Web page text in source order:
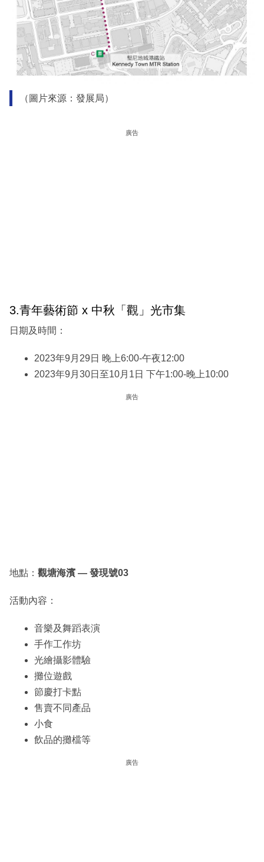
（圖片來源：發展局）
廣告
3.青年藝術節 x 中秋「觀」光市集
日期及時間：
2023年9月29日 晚上6:00-午夜12:00
2023年9月30日至10月1日 下午1:00-晚上10:00
廣告
地點： 觀塘海濱 — 發現號03
活動內容：
音樂及舞蹈表演
手作工作坊
光繪攝影體驗
攤位遊戲
節慶打卡點
售賣不同產品
小食
飲品的攤檔等
廣告